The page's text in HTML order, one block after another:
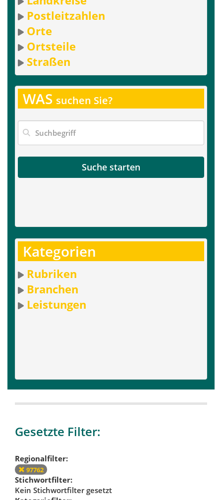
Postleitzahlen
Orte
Ortsteile
Straßen
WAS suchen Sie?
Suche starten
Kategorien
Rubriken
Branchen
Leistungen
Gesetzte Filter:
Regionalfilter:
97762
Stichwortfilter:
Kein Stichwortfilter gesetzt